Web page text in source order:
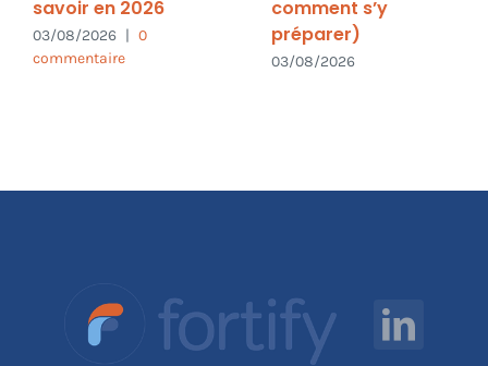
savoir en 2026
03/08/2026 | 0
commentaire
comment s’y
préparer)
03/08/2026